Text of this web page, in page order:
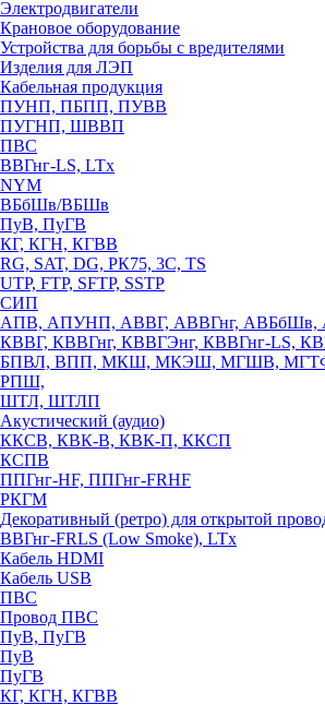
Электродвигатели
Крановое оборудование
Устройства для борьбы с вредителями
Изделия для ЛЭП
Кабельная продукция
ПУНП, ПБПП, ПУВВ
ПУГНП, ШВВП
ПВС
ВВГнг-LS, LTx
NYM
ВБбШв/ВБШв
ПуВ, ПуГВ
КГ, КГН, КГВВ
RG, SAT, DG, РК75, 3С, TS
UTP, FTP, SFTP, SSTP
СИП
АПВ, АПУНП, АВВГ, АВВГнг, АВБбШв,
КВВГ, КВВГнг, КВВГЭнг, КВВГнг-LS,
БПВЛ, ВПП, МКШ, МКЭШ, МГШВ,
РПШ,
ШТЛ, ШТЛП
Акустический (аудио)
ККСВ, КВК-В, КВК-П, ККСП
КСПВ
ППГнг-HF, ППГнг-FRHF
РКГМ
Декоративный (ретро) для открытой
ВВГнг-FRLS (Low Smoke), LTx
Кабель HDMI
Кабель USB
ПВС
Провод ПВС
ПуВ, ПуГВ
ПуВ
ПуГВ
КГ, КГН, КГВВ